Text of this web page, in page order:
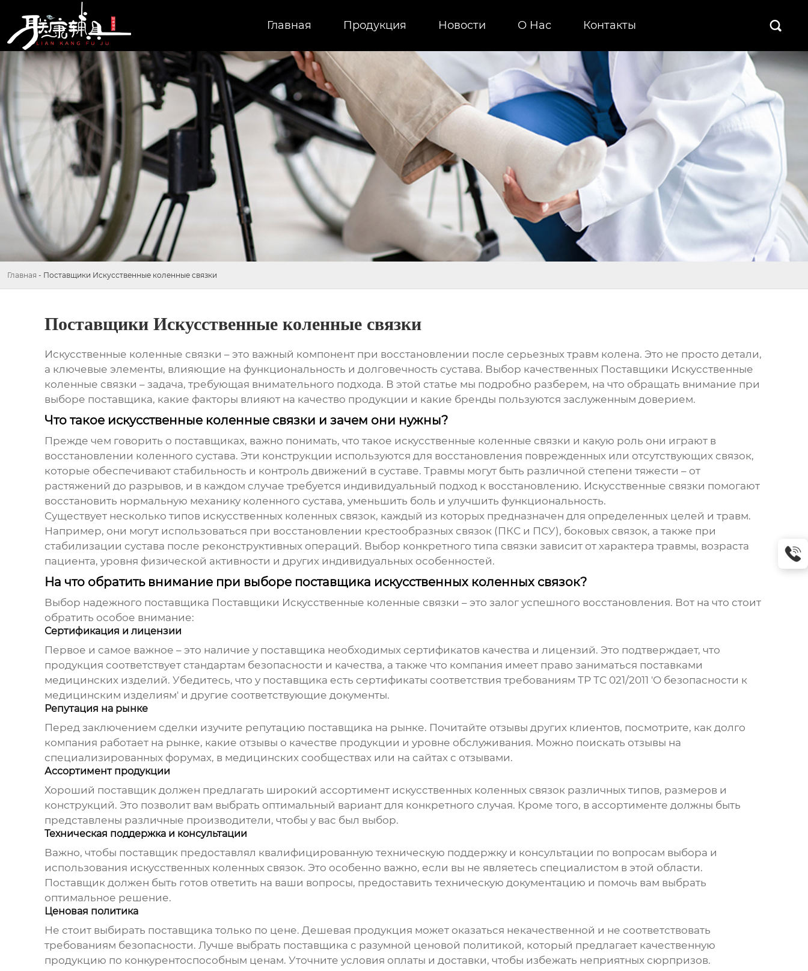
Главная Продукция Новости О Hас Контакты 
Главная - Поставщики Искусственные коленные связки
Поставщики Искусственные коленные связки
Искусственные коленные связки – это важный компонент при восстановлении после серьезных травм колена. Это не просто детали,
а ключевые элементы, влияющие на функциональность и долговечность сустава. Выбор качественных Поставщики Искусственные
коленные связки – задача, требующая внимательного подхода. В этой статье мы подробно разберем, на что обращать внимание при
выборе поставщика, какие факторы влияют на качество продукции и какие бренды пользуются заслуженным доверием.
Что такое искусственные коленные связки и зачем они нужны?
Прежде чем говорить о поставщиках, важно понимать, что такое искусственные коленные связки и какую роль они играют в
восстановлении коленного сустава. Эти конструкции используются для восстановления поврежденных или отсутствующих связок,
которые обеспечивают стабильность и контроль движений в суставе. Травмы могут быть различной степени тяжести – от
растяжений до разрывов, и в каждом случае требуется индивидуальный подход к восстановлению. Искусственные связки помогают
восстановить нормальную механику коленного сустава, уменьшить боль и улучшить функциональность.
Существует несколько типов искусственных коленных связок, каждый из которых предназначен для определенных целей и травм.
Например, они могут использоваться при восстановлении крестообразных связок (ПКС и ПСУ), боковых связок, а также при
стабилизации сустава после реконструктивных операций. Выбор конкретного типа связки зависит от характера травмы, возраста
пациента, уровня физической активности и других индивидуальных особенностей.
На что обратить внимание при выборе поставщика искусственных коленных связок?
Выбор надежного поставщика Поставщики Искусственные коленные связки – это залог успешного восстановления. Вот на что стоит
обратить особое внимание:
Сертификация и лицензии
Первое и самое важное – это наличие у поставщика необходимых сертификатов качества и лицензий. Это подтверждает, что
продукция соответствует стандартам безопасности и качества, а также что компания имеет право заниматься поставками
медицинских изделий. Убедитесь, что у поставщика есть сертификаты соответствия требованиям ТР ТС 021/2011 'О безопасности к
медицинским изделиям' и другие соответствующие документы.
Репутация на рынке
Перед заключением сделки изучите репутацию поставщика на рынке. Почитайте отзывы других клиентов, посмотрите, как долго
компания работает на рынке, какие отзывы о качестве продукции и уровне обслуживания. Можно поискать отзывы на
специализированных форумах, в медицинских сообществах или на сайтах с отзывами.
Ассортимент продукции
Хороший поставщик должен предлагать широкий ассортимент искусственных коленных связок различных типов, размеров и
конструкций. Это позволит вам выбрать оптимальный вариант для конкретного случая. Кроме того, в ассортименте должны быть
представлены различные производители, чтобы у вас был выбор.
Техническая поддержка и консультации
Важно, чтобы поставщик предоставлял квалифицированную техническую поддержку и консультации по вопросам выбора и
использования искусственных коленных связок. Это особенно важно, если вы не являетесь специалистом в этой области.
Поставщик должен быть готов ответить на ваши вопросы, предоставить техническую документацию и помочь вам выбрать
оптимальное решение.
Ценовая политика
Не стоит выбирать поставщика только по цене. Дешевая продукция может оказаться некачественной и не соответствовать
требованиям безопасности. Лучше выбрать поставщика с разумной ценовой политикой, который предлагает качественную
продукцию по конкурентоспособным ценам. Уточните условия оплаты и доставки, чтобы избежать неприятных сюрпризов.